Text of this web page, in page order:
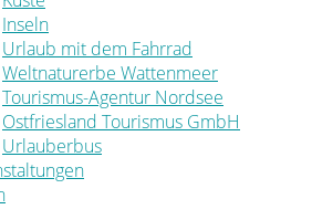
Inseln
Urlaub mit dem Fahrrad
Weltnaturerbe Wattenmeer
Tourismus-Agentur Nordsee
Ostfriesland Tourismus GmbH
Urlauberbus